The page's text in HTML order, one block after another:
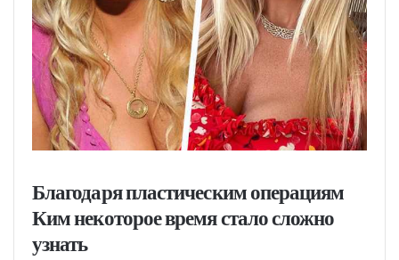
Благодаря пластическим операциям
Ким некоторое время стало сложно
узнать